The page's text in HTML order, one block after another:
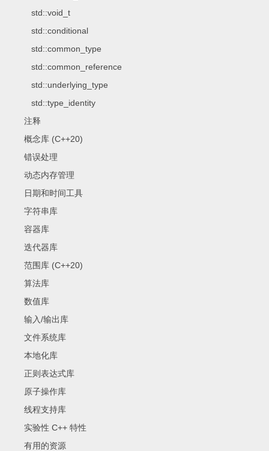
std::void_t
std::conditional
std::common_type
std::common_reference
std::underlying_type
std::type_identity
注释
概念库 (C++20)
错误处理
动态内存管理
日期和时间工具
字符串库
容器库
迭代器库
范围库 (C++20)
算法库
数值库
输入/输出库
文件系统库
本地化库
正则表达式库
原子操作库
线程支持库
实验性 C++ 特性
有用的资源